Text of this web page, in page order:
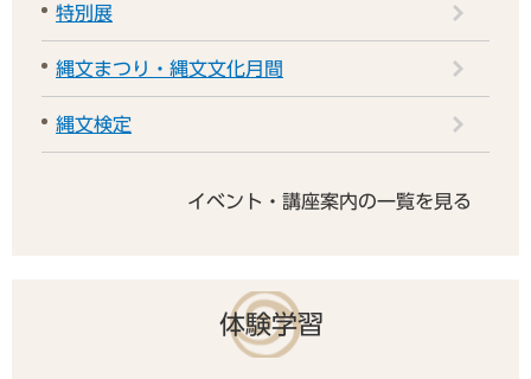
特別展
縄文まつり・縄文文化月間
縄文検定
イベント・講座案内の一覧を見る
体験学習